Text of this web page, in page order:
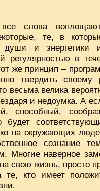
слова
те, в
души и энергетики
регулярностью в
же принцип –
твердить своему
весьма велика
и недоумка. А
способный,
будет
на окружающих
сознание
Многие наверное
свою жизнь, просто
те, кто имеет